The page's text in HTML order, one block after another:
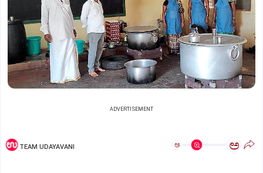
ADVERTISEMENT
TEAM UDAYAVANI ಅ ಅ